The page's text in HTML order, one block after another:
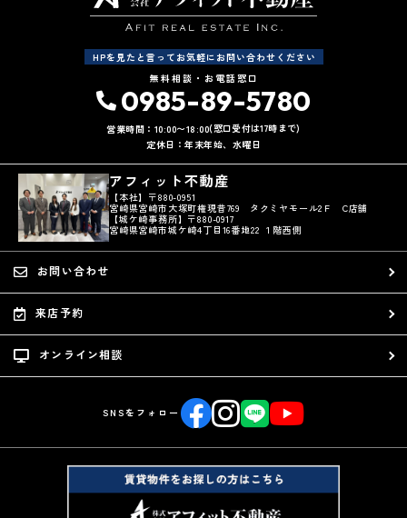
HPを見たと言ってお気軽にお問い合わせください
無料相談・お電話窓口
0985-89-5780
営業時間：10:00〜18:00(窓口受付は17時まで)
定休日：年末年始、水曜日
アフィット不動産
【本社】〒880-0951
宮崎県宮崎市大塚町権現昔769 タクミヤモール2Ｆ C店舗
【城ケ崎事務所】〒880-0917
宮崎県宮崎市城ケ崎4丁目16番地22 １階西側
お問い合わせ
来店予約
オンライン相談
SNSをフォロー